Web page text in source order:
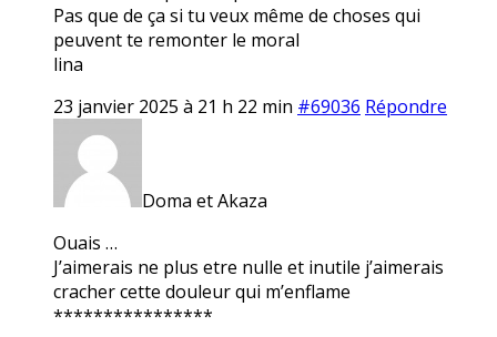
Pas que de ça si tu veux même de choses qui
peuvent te remonter le moral
lina
23 janvier 2025 à 21 h 22 min #69036 Répondre
Doma et Akaza
Ouais …
J’aimerais ne plus etre nulle et inutile j’aimerais
cracher cette douleur qui m’enflame
****************